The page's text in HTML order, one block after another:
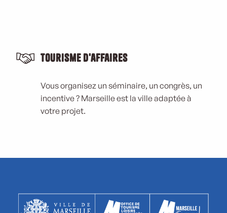
Tourisme d'affaires
Vous organisez un séminaire, un congrès, un
incentive ? Marseille est la ville adaptée à
votre projet.